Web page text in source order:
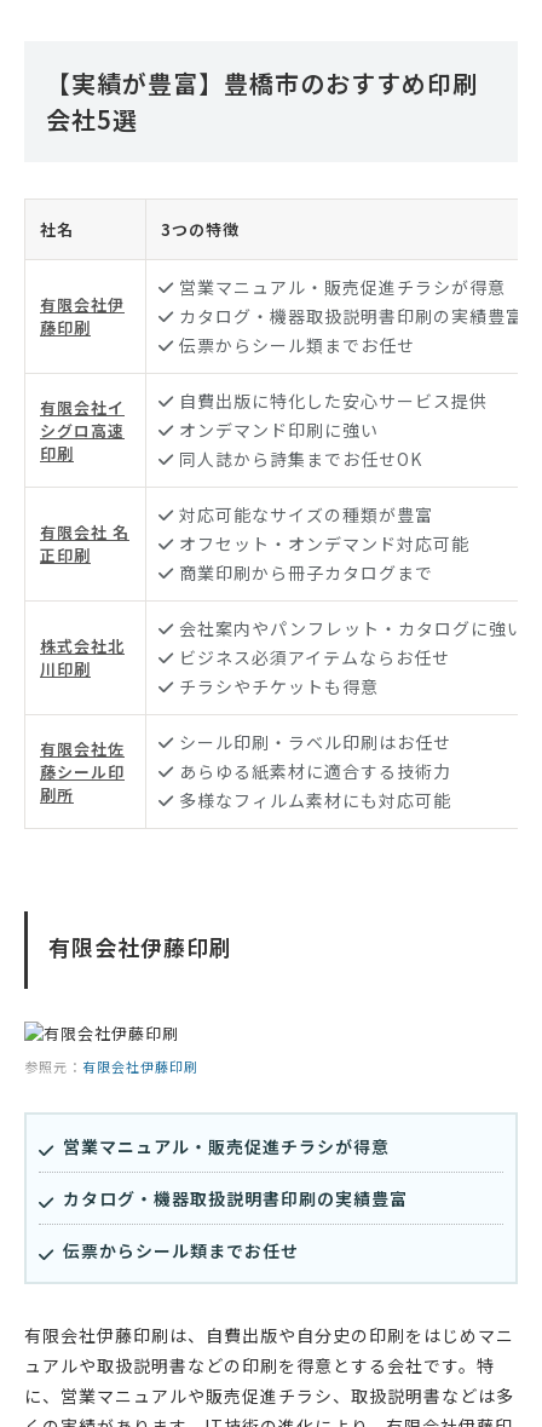
【実績が豊富】豊橋市のおすすめ印刷
会社5選
社名 3つの特徴
有限会社伊
藤印刷
営業マニュアル・販売促進チラシが得意
カタログ・機器取扱説明書印刷の実績豊富
伝票からシール類までお任せ
有限会社イ
シグロ高速
印刷
自費出版に特化した安心サービス提供
オンデマンド印刷に強い
同人誌から詩集までお任せOK
有限会社 名
正印刷
対応可能なサイズの種類が豊富
オフセット・オンデマンド対応可能
商業印刷から冊子カタログまで
株式会社北
川印刷
会社案内やパンフレット・カタログに強い
ビジネス必須アイテムならお任せ
チラシやチケットも得意
有限会社佐
藤シール印
刷所
シール印刷・ラベル印刷はお任せ
あらゆる紙素材に適合する技術力
多様なフィルム素材にも対応可能
有限会社伊藤印刷
参照元： 有限会社伊藤印刷
営業マニュアル・販売促進チラシが得意
カタログ・機器取扱説明書印刷の実績豊富
伝票からシール類までお任せ
有限会社伊藤印刷は、自費出版や自分史の印刷をはじめマニ
ュアルや取扱説明書などの印刷を得意とする会社です。特
に、営業マニュアルや販売促進チラシ、取扱説明書などは多